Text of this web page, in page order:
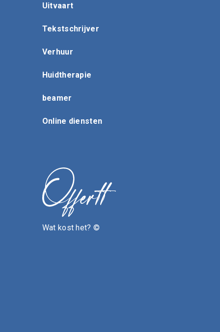
Uitvaart
Tekstschrijver
Verhuur
Huidtherapie
beamer
Online diensten
Wat kost het? ©